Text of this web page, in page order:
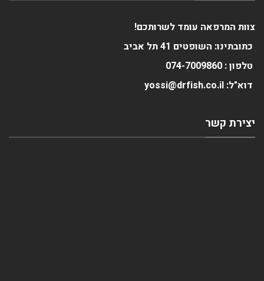
צוות המרפאה עומד לשרותכם!
כתובתינו: השופטים 41 תל אביב
טלפון : 074-7009860
דוא"ל: yossi@drfish.co.il
יצירת קשר